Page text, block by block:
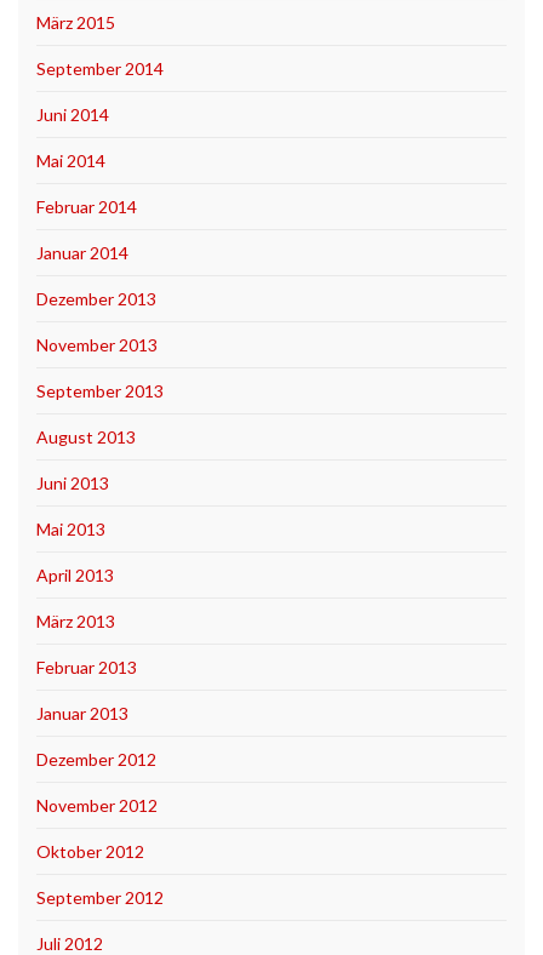
März 2015
September 2014
Juni 2014
Mai 2014
Februar 2014
Januar 2014
Dezember 2013
November 2013
September 2013
August 2013
Juni 2013
Mai 2013
April 2013
März 2013
Februar 2013
Januar 2013
Dezember 2012
November 2012
Oktober 2012
September 2012
Juli 2012